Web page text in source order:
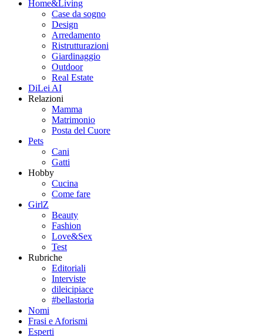
Home&Living
Case da sogno
Design
Arredamento
Ristrutturazioni
Giardinaggio
Outdoor
Real Estate
DiLei AI
Relazioni
Mamma
Matrimonio
Posta del Cuore
Pets
Cani
Gatti
Hobby
Cucina
Come fare
GirlZ
Beauty
Fashion
Love&Sex
Test
Rubriche
Editoriali
Interviste
dileicipiace
#bellastoria
Nomi
Frasi e Aforismi
Esperti